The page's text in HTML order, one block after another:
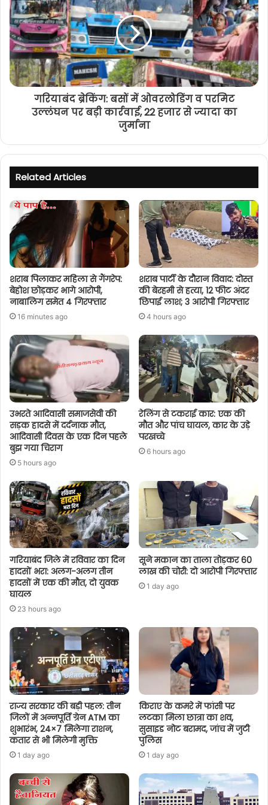
गरियाबंद ब्रेकिंग: बसों में ओवरलोडिंग व परमिट
उल्लंघन पर बड़ी कार्रवाई, 22 हजार से ज्यादा का
जुर्माना
Related Articles
शराब पिलाकर महिला से गैंगरेप:
बेहोश छोड़कर भागे आरोपी,
नाबालिग समेत 4 गिरफ्तार
16 minutes ago
शराब पार्टी के दौरान विवाद: दोस्त
की बेरहमी से हत्या, 12 फीट अंदर
छिपाई लाश; 3 आरोपी गिरफ्तार
4 hours ago
उभरते आदिवासी समाजसेवी की
सड़क हादसे में दर्दनाक मौत,
आदिवासी दिवस के एक दिन पहले
बुझ गया चिराग
5 hours ago
रेलिंग से टकराई कार: एक की
मौत और पांच घायल, कार के उड़े
परखच्चे
6 hours ago
गरियाबंद जिले में रविवार का दिन
हादसों भरा: अलग-अलग तीन
हादसों में एक की मौत, दो युवक
घायल
23 hours ago
सूने मकान का ताला तोड़कर 60
लाख की चोरी: दो आरोपी गिरफ्तार
1 day ago
राज्य सरकार की बड़ी पहल: तीन
जिलों में अन्नपूर्ति ग्रेन ATM का
शुभारंभ, 24×7 मिलेगा राशन,
कतार से भी मिलेगी मुक्ति
1 day ago
किराए के कमरे में फांसी पर
लटका मिला छात्रा का शव,
सुसाइड नोट बरामद, जांच में जुटी
पुलिस
1 day ago